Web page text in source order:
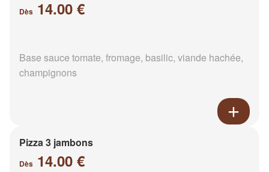
Dès 14.00 €
Base sauce tomate, fromage, basilic, viande hachée,
champignons
Pizza 3 jambons
Dès 14.00 €